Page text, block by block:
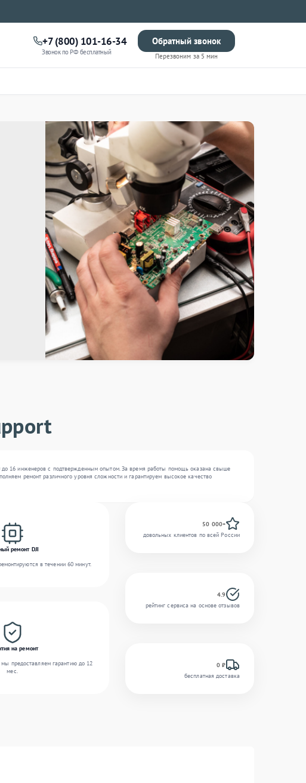
+7 (800) 101-16-34
Звонок по РФ бесплатный
Обратный звонок
Перезвоним за 5 мин
16 инженеров с подтвержденным опытом. За время работы помощь оказана свыше
ремонт различного уровня сложности и гарантируем высокое качество
ремонт DJI
в течении 60 минут.
на ремонт
предоставляем гарантию до 12
мес.
50 000+
довольных клиентов по всей России
4.9
рейтинг сервиса на основе отзывов
0 ₽
бесплатная доставка